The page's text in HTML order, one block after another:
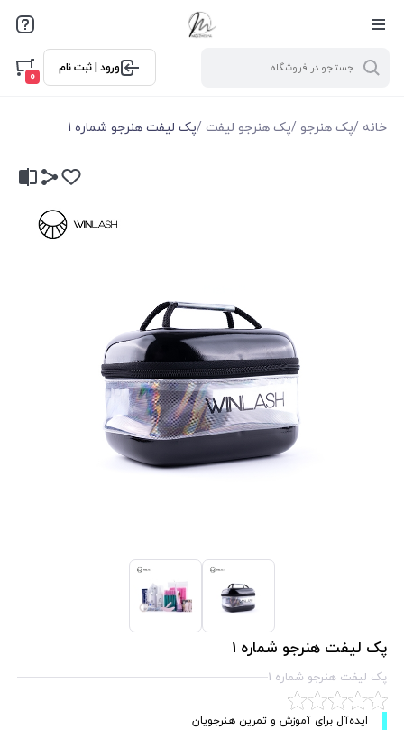
ورود | ثبت نام
0
خانه /پک هنرجو /پک هنرجو لیفت /پک لیفت هنرجو شماره 1
پک لیفت هنرجو شماره 1
پک لیفت هنرجو شماره 1
ایده‌آل برای آموزش و تمرین هنرجویان